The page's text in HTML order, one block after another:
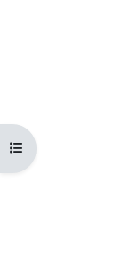
Kursindex öffnen